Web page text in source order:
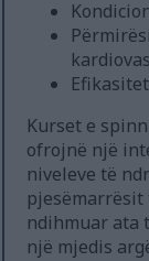
Kurset e
ofrojnë një
niveleve të
pjesëmarrësit
ndihmuar ata
një mjedis